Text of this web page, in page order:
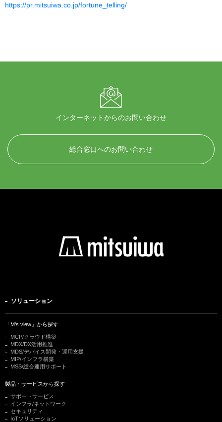
https://pr.mitsuiwa.co.jp/fortune_telling/
インターネットからのお問い合わせ
総合窓口へのお問い合わせ
ソリューション
「M's view」から探す
MCP/クラウド構築
MDX/DX活用推進
MDS/デバイス開発・運用支援
MIP/インフラ構築
MSS/総合運用サポート
製品・サービスから探す
サポートサービス
インフラ/ネットワーク
セキュリティ
IoTソリューション